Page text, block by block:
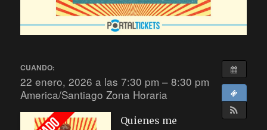
CUANDO:
22 enero, 2026 a las 7:30 pm – 8:30 pm
America/Santiago Zona Horaria
Quienes me